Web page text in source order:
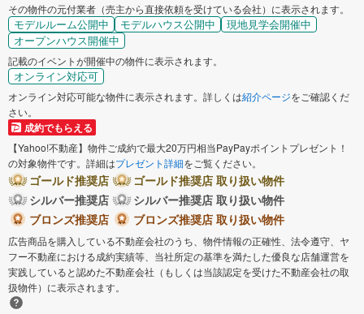
その物件の元付業者（売主から直接依頼を受けている会社）に表示されます。
モデルルーム公開中 モデルハウス公開中
現地見学会開催中
オープンハウス開催中
記載のイベントが開催中の物件に表示されます。
オンライン対応可
オンライン対応可能な物件に表示されます。詳しくは紹介ページをご確認くだ
さい。
成約でもらえる
【Yahoo!不動産】物件ご成約で最大20万円相当PayPayポイントプレゼント！
の対象物件です。詳細はプレゼント詳細をご覧ください。
ゴールド推奨店
ゴールド推奨店 取り扱い物件
シルバー推奨店
シルバー推奨店 取り扱い物件
ブロンズ推奨店
ブロンズ推奨店 取り扱い物件
広告商品を購入している不動産会社のうち、物件情報の正確性、法令遵守、ヤ
フー不動産における成約実績等、当社所定の基準を満たした優良な店舗運営を
実践していると認めた不動産会社（もしくは当該認定を受けた不動産会社の取
扱物件）に表示されます。